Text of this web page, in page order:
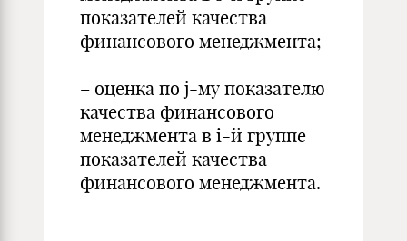
показателей качества
финансового менеджмента;
– оценка по j-му показателю
качества финансового
менеджмента в i-й группе
показателей качества
финансового менеджмента.